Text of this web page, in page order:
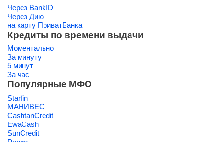
Через BankID
Через Дию
на карту ПриватБанка
Кредиты по времени выдачи
Моментально
За минуту
5 минут
За час
Популярные МФО
Starfin
МАНИВЕО
CashtanCredit
EwaCash
SunCredit